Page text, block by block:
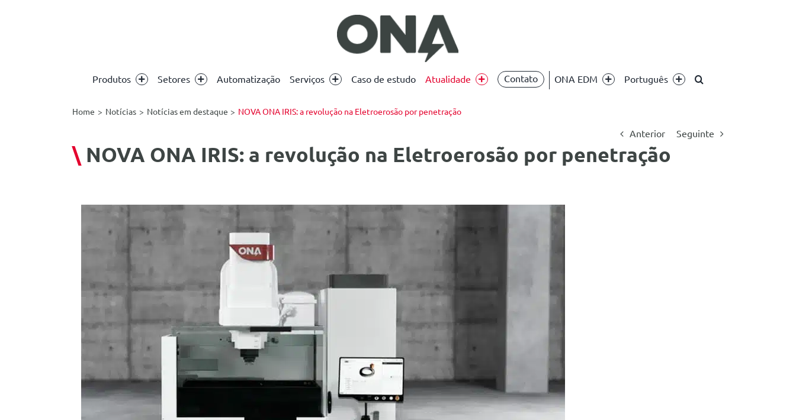
Produtos Setores Automatização Serviços Caso de estudo Atualidade Contato ONA EDM Português
Home Notícias Notícias em destaque NOVA ONA IRIS: a revolução na Eletroerosão por penetração
Anterior Seguinte
\ NOVA ONA IRIS: a revolução na Eletroerosão por penetração